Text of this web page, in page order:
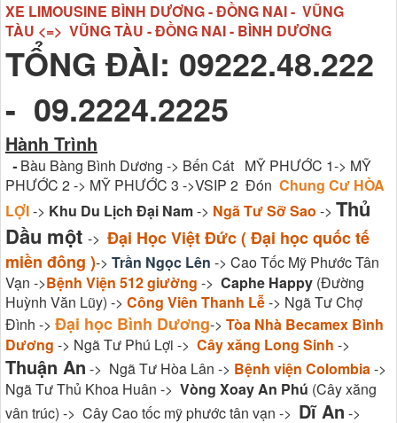
XE LIMOUSINE BÌNH DƯƠNG - ĐỒNG NAI - VŨNG
TÀU <=> VŨNG TÀU - ĐỒNG NAI - BÌNH DƯƠNG
TỔNG ĐÀI: 09222.48.222
- 09.2224.2225
Hành Trình
-Bàu Bàng Bình Dương -> Bến Cát MỸ PHƯỚC 1-> MỸ
PHƯỚC 2 -> MỸ PHƯỚC 3 ->VSIP 2 Đón Chung Cư HÒA
LỢI-> Khu Du Lịch Đại Nam-> Ngã Tư Sỡ Sao -> Thủ
Dầu một -> Đại Học Việt Đức ( Đại học quốc tế
miền đông )-> Trần Ngọc Lên -> Cao Tốc Mỹ Phước Tân
Vạn ->Bệnh Viện 512 giường -> Caphe Happy (Đường
Huỳnh Văn Lũy) -> Công Viên Thanh Lễ-> Ngã Tư Chợ
Đình -> Đại học Bình Dương-> Tòa Nhà Becamex Bình
Dương -> Ngã Tư Phú Lợi -> Cây xăng Long Sinh ->
Thuận An -> Ngã Tư Hòa Lân -> Bệnh viện Colombia->
Ngã Tư Thủ Khoa Huân -> Vòng Xoay An Phú (Cây xăng
vân trúc) -> Cây Cao tốc mỹ phước tân vạn -> Dĩ An ->